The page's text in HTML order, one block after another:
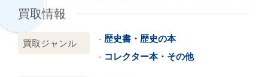
買取情報
買取ジャンル
歴史書・歴史の本
コレクター本・その他